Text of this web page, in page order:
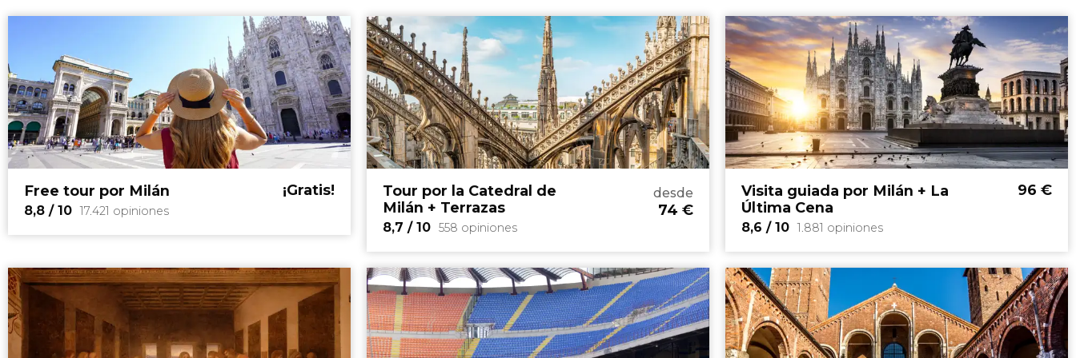
Free tour por Milán
8,8/ 10 17.421 opiniones
¡Gratis!
Tour por la Catedral de
Milán + Terrazas
8,7 / 10 558 opiniones
desde
74 €
Visita guiada por Milán + La
Última Cena
8,6 / 10 1.881 opiniones
96 €